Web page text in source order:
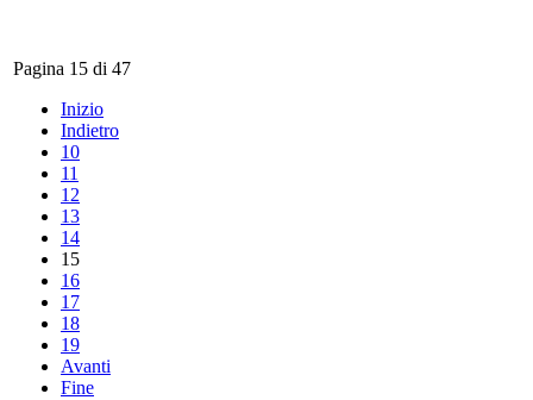
Pagina 15 di 47
Inizio
Indietro
10
11
12
13
14
15
16
17
18
19
Avanti
Fine